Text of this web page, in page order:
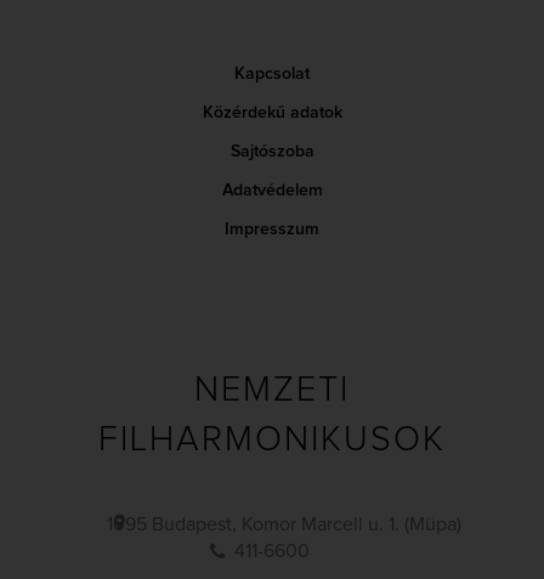
Kapcsolat
Közérdekű adatok
Sajtószoba
Adatvédelem
Impresszum
NEMZETI
FILHARMONIKUSOK
1095 Budapest, Komor Marcell u. 1. (Müpa)
411-6600